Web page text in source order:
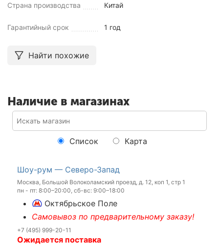
Страна производства Китай
Гарантийный срок 1 год
Найти похожие
Наличие в магазинах
Список Карта
Шоу-рум — Северо-Запад
Москва, Большой Волоколамский проезд, д. 12, коп 1, стр 1
пн - пт: 8:00–20:00, сб-вс: 9:00–18:00
Октябрьское Поле
Самовывоз по предварительному заказу!
+7 (495) 999-20-11
Ожидается поставка